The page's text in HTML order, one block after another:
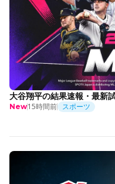
大谷翔平の結果速報・最新
New15時間前 スポーツ